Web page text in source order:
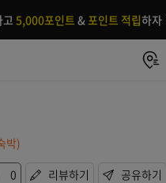
고 5,000포인트 &포인트 적립하자
박)
0 리뷰하기 공유하기